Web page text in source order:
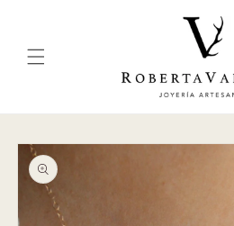
Skip to
product
information